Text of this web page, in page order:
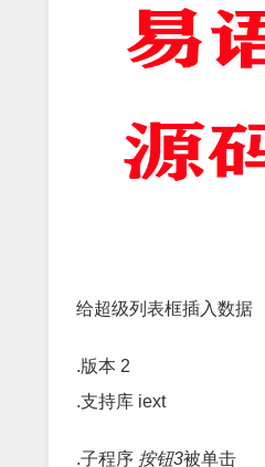
给超级列表框插入数据
.版本 2
.支持库 iext
.子程序 按钮3被单击